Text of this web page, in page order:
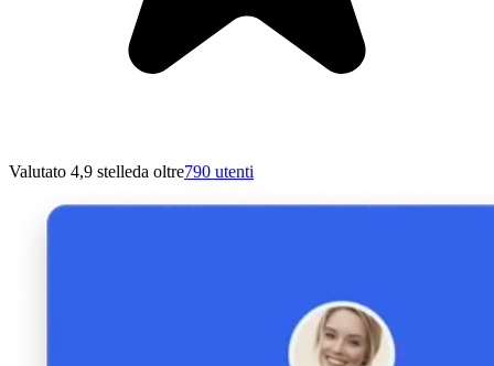
Valutato 4,9 stelleda oltre790 utenti